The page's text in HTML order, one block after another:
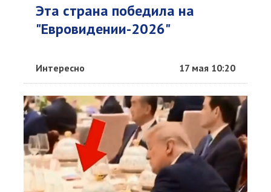
Эта страна победила на
"Евровидении-2026"
Интересно 17 мая 10:20